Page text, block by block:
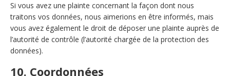
Si vous avez une plainte concernant la façon dont nous
traitons vos données, nous aimerions en être informés, mais
vous avez également le droit de déposer une plainte auprès de
l’autorité de contrôle (l’autorité chargée de la protection des
données).
10. Coordonnées